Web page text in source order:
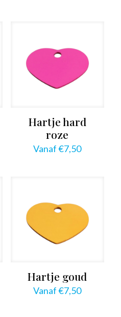
Hartje hard
roze
Vanaf€7,50
Hartje goud
Vanaf€7,50